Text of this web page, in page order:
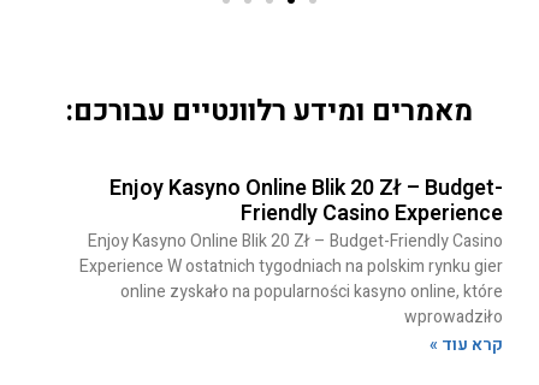
מאמרים ומידע רלוונטיים עבורכם:
Enjoy Kasyno Online Blik 20 Zł – Budget-
Friendly Casino Experience
Enjoy Kasyno Online Blik 20 Zł – Budget-Friendly Casino
Experience W ostatnich tygodniach na polskim rynku gier
online zyskało na popularności kasyno online, które
wprowadziło
קרא עוד »